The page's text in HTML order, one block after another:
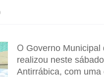
O Governo
realizou neste
Antirrábica, com